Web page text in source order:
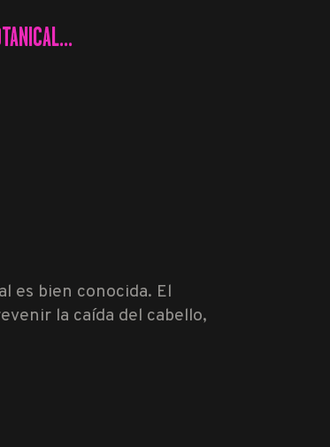
es bien conocida. El
la caída del cabello,